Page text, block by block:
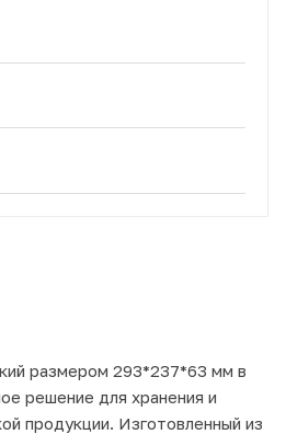
размером 293*237*63 мм в
решение для хранения и
продукции. Изготовленный из